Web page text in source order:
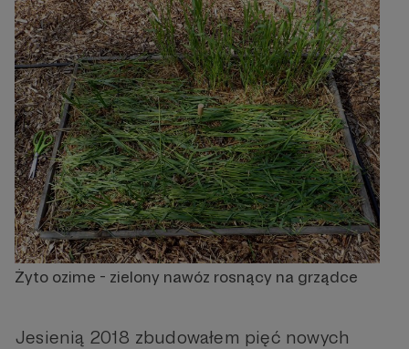
Żyto ozime - zielony nawóz rosnący na grządce
Jesienią 2018 zbudowałem pięć nowych